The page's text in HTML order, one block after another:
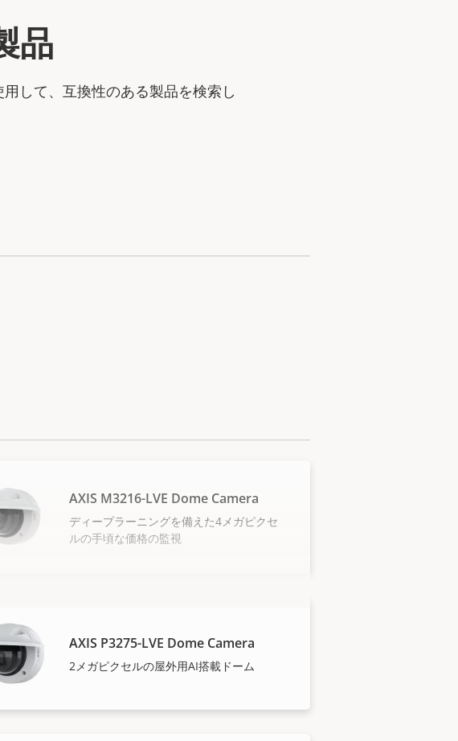
品
して、互換性のある製品を検索し
AXIS M3216-LVE Dome Camera
ディープラーニングを備えた4メガピクセ
ルの手頃な価格の監視
AXIS P3275-LVE Dome Camera
2メガピクセルの屋外用AI搭載ドーム